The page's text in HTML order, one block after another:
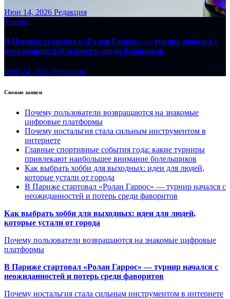
Июн 14, 2026 Редакция
Теннис
В Париже стартовал «Ролан Гаррос» — турнир начался с
неожиданностей и потерь среди фаворитов
Май 24, 2026 Редакция
Свежие записи
Почему пользователи возвращаются на знакомые
цифровые платформы
Почему ностальгия стала сильным инструментом в
интернете
Главные спортивные события года: какие турниры
привлекают наибольшее внимание болельщиков
Как выбрать хобби для выходных: идеи для людей,
которые устали от города
В Париже стартовал «Ролан Гаррос» — турнир начался с
неожиданностей и потерь среди фаворитов
Как выбрать хобби для выходных: идеи для людей,
которые устали от города
Почему пользователи возвращаются на знакомые цифровые
платформы
В Париже стартовал «Ролан Гаррос» — турнир начался с
неожиданностей и потерь среди фаворитов
Почему ностальгия стала сильным инструментом в интернете